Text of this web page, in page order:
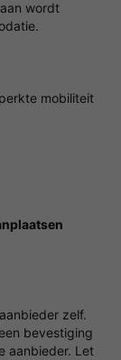
wordt
mobiliteit
zelf.
bevestiging
aanbieder. Let